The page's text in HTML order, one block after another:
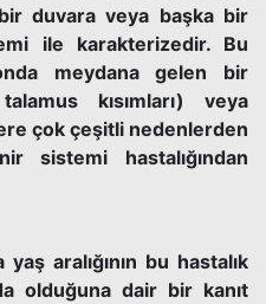
duvara veya başka bir
ile karakterizedir. Bu
meydana gelen bir
kısımları) veya
çok çeşitli nedenlerden
sistemi hastalığından
aralığının bu hastalık
olduğuna dair bir kanıt